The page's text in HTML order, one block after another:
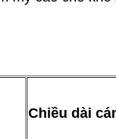
Chiều dài